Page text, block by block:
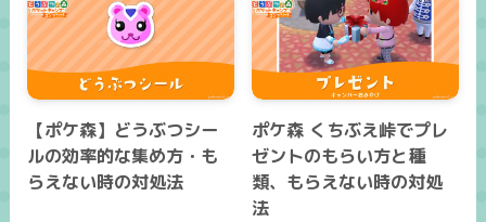
【ポケ森】どうぶつシー
ルの効率的な集め方・も
らえない時の対処法
ポケ森 くちぶえ峠でプレ
ゼントのもらい方と種
類、もらえない時の対処
法